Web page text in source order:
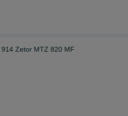
914 Zetor MTZ 820 MF